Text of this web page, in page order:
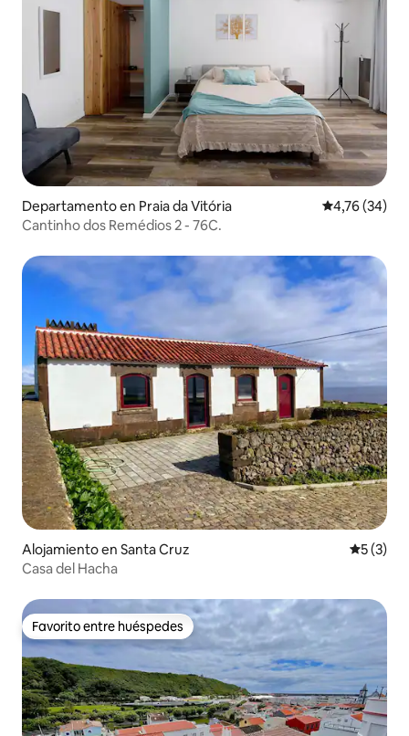
Departamento en Praia da Vitória Calificación
4,76 (34)
Cantinho dos Remédios 2 - 76C.
Alojamiento en Santa Cruz
5 (3)
Casa del Hacha
Favorito entre huéspedes
Favorito entre huéspedes